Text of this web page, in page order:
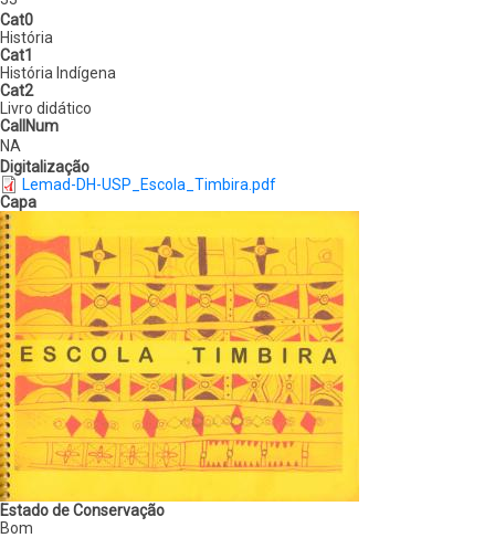
Cat0
História
Cat1
História Indígena
Cat2
Livro didático
CallNum
NA
Digitalização
Lemad-DH-USP_Escola_Timbira.pdf
Capa
Estado de Conservação
Bom